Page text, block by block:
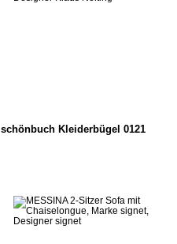
schönbuch Kleiderbügel 0121